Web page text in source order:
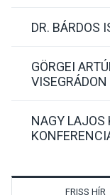
DR. BÁRDOS
GÖRGEI
VISEGRÁDON
NAGY LAJOS
FRISS HÍR